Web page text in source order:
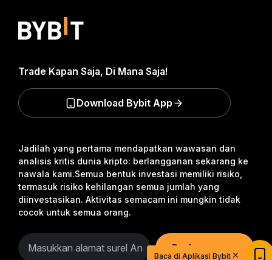
Jadilah yang pertama mendapatkan wawasan dan
analisis kritis dunia kripto: berlangganan sekarang ke
nawala kami.Semua bentuk investasi memiliki risiko,
termasuk risiko kehilangan semua jumlah yang
diinvestasikan. Aktivitas semacam ini mungkin tidak
cocok untuk semua orang.
Berlangganan
Trade Kapan Saja, Di Mana Saja!
Download Bybit App
$20
Daftar dan deposit untuk mendapatkan $20
Baca di Aplikasi Bybit